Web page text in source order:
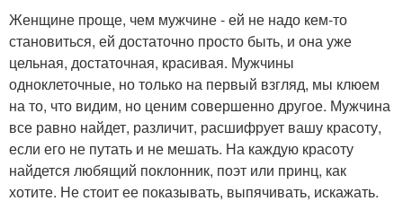
Женщине проще, чем мужчине - ей не надо кем-то
становиться, ей достаточно просто быть, и она уже
цельная, достаточная, красивая. Мужчины
одноклеточные, но только на первый взгляд, мы клюем
на то, что видим, но ценим совершенно другое. Мужчина
все равно найдет, различит, расшифрует вашу красоту,
если его не путать и не мешать. На каждую красоту
найдется любящий поклонник, поэт или принц, как
хотите. Не стоит ее показывать, выпячивать, искажать.